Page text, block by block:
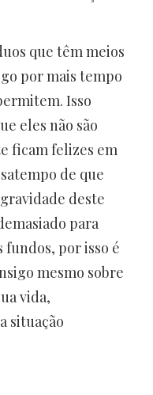
que têm meios
por mais tempo
Isso
eles não são
ficam felizes em
de que
deste
para
fundos, por isso é
mesmo sobre
vida,
situação